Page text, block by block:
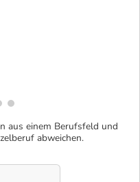
aus einem Berufsfeld und
abweichen.